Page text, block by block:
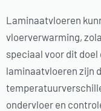
Laminaatvloeren
vloerverwarming,
speciaal voor dit doel
laminaatvloeren zijn
ondervloer en